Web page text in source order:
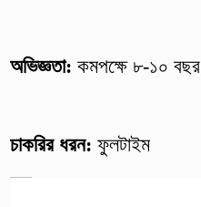
অভিজ্ঞতা: কমপক্ষে ৮-১০ বছর
চাকরির ধরন: ফুলটাইম